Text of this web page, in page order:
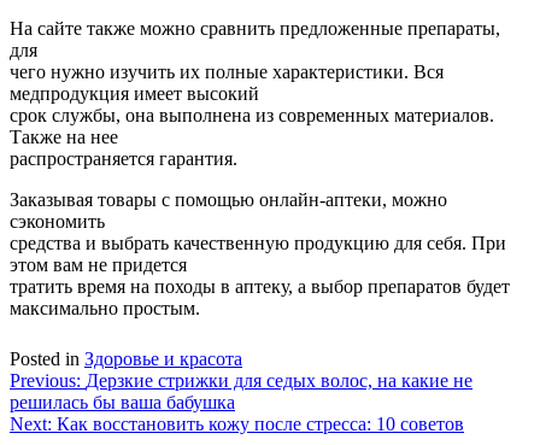
На сайте также можно сравнить предложенные препараты,
для
чего нужно изучить их полные характеристики. Вся
медпродукция имеет высокий
срок службы, она выполнена из современных материалов.
Также на нее
распространяется гарантия.
Заказывая товары с помощью онлайн-аптеки, можно
сэкономить
средства и выбрать качественную продукцию для себя. При
этом вам не придется
тратить время на походы в аптеку, а выбор препаратов будет
максимально простым.
Posted in Здоровье и красота
Навигация
по
Previous: Дерзкие стрижки для седых волос, на какие не
решилась бы ваша бабушка
Next: Как восстановить кожу после стресса: 10 советов